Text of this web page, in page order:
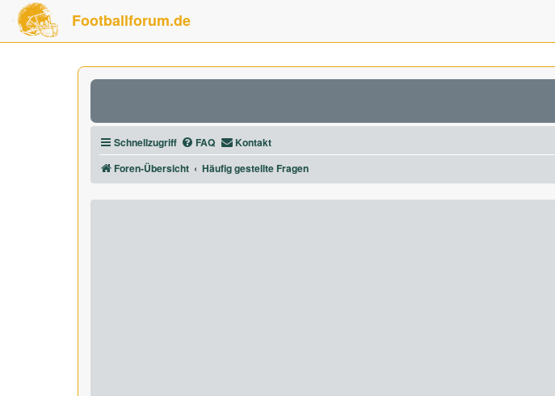
Footballforum.de
Schnellzugriff FAQ Kontakt
Foren-Übersicht
Häufig gestellte Fragen